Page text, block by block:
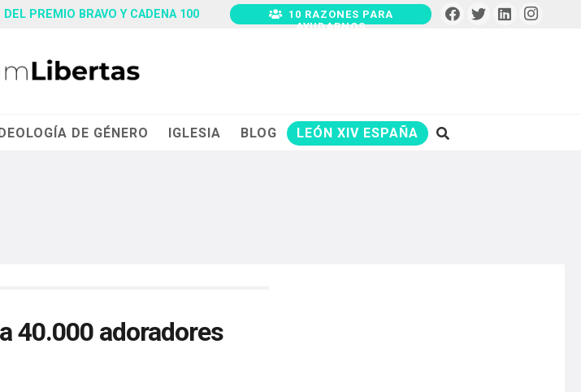
DEL PREMIO BRAVO Y CADENA 100
10 RAZONES PARA
AYUDARNOS
DE GÉNERO IGLESIA BLOG LEÓN XIV ESPAÑA
40.000 adoradores